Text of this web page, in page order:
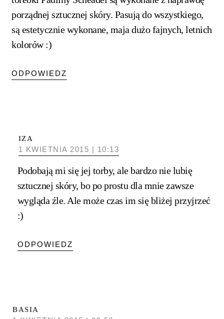
porządnej sztucznej skóry. Pasują do wszystkiego,
są estetycznie wykonane, maja dużo fajnych, letnich
kolorów :)
ODPOWIEDZ
IZA
1 KWIETNIA 2015 | 10:13
Podobają mi się jej torby, ale bardzo nie lubię
sztucznej skóry, bo po prostu dla mnie zawsze
wygląda źle. Ale może czas im się bliżej przyjrzeć
:)
ODPOWIEDZ
BASIA